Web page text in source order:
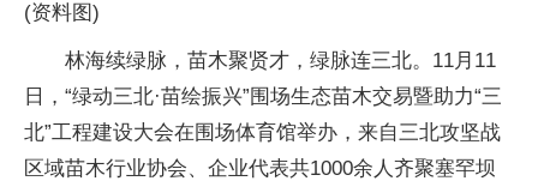
(资料图)
林海续绿脉，苗木聚贤才，绿脉连三北。11月11
日，“绿动三北·苗绘振兴”围场生态苗木交易暨助力“三
北”工程建设大会在围场体育馆举办，来自三北攻坚战
区域苗木行业协会、企业代表共1000余人齐聚塞罕坝